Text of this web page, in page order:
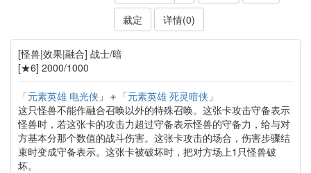
裁定
详情(0)
[怪兽|效果|融合] 战士/暗
[★6] 2000/1000
「元素英雄 电光侠」＋「元素英雄 死灵暗侠」
这只怪兽不能作融合召唤以外的特殊召唤。这张卡攻击守备表示
怪兽时，若这张卡的攻击力超过守备表示怪兽的守备力，给与对
方基本分那个数值的战斗伤害。这张卡攻击的场合，伤害步骤结
束时变成守备表示。这张卡被破坏时，把对方场上1只怪兽破
坏。